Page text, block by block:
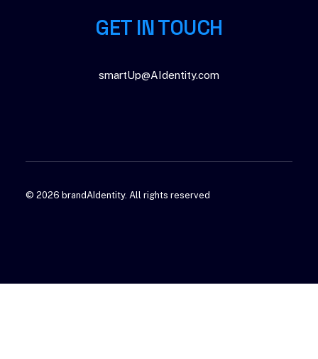
GET IN TOUCH
smartUp@AIdentity.com
© 2026 brandAIdentity. All rights reserved